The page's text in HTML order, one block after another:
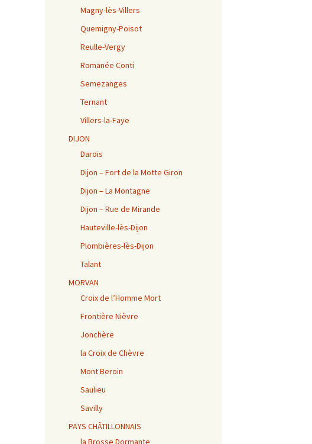
Magny-lès-Villers
Quemigny-Poisot
Reulle-Vergy
Romanée Conti
Semezanges
Ternant
Villers-la-Faye
DIJON
Darois
Dijon – Fort de la Motte Giron
Dijon – La Montagne
Dijon – Rue de Mirande
Hauteville-lès-Dijon
Plombières-lès-Dijon
Talant
MORVAN
Croix de l’Homme Mort
Frontière Nièvre
Jonchère
la Croix de Chèvre
Mont Beroin
Saulieu
Savilly
PAYS CHÂTILLONNAIS
la Brosse Dormante